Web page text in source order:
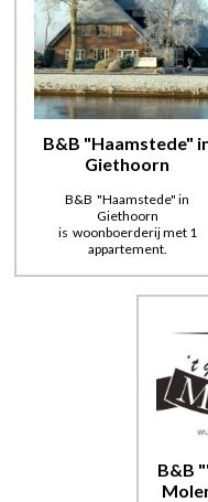
B&B "Haamstede"
Giethoorn
B&B "Haamstede" in
Giethoorn
is woonboerderij met 1
appartement.
B&B